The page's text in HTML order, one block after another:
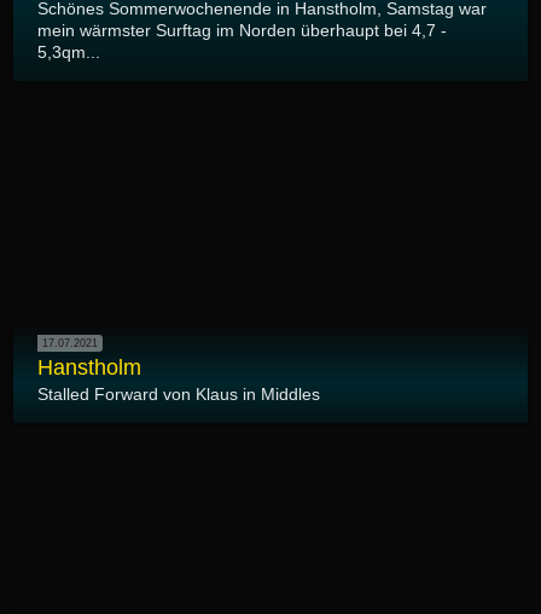
Schönes Sommerwochenende in Hanstholm, Samstag war
mein wärmster Surftag im Norden überhaupt bei 4,7 -
5,3qm...
17.07.2021
Hanstholm
Stalled Forward von Klaus in Middles